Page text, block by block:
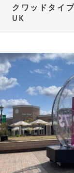
クワッドタイ
UK